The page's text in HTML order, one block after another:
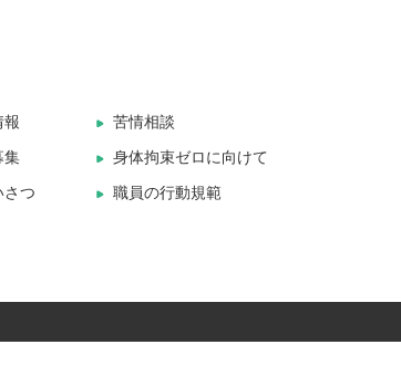
報
集
さつ
苦情相談
身体拘束ゼロに向けて
職員の行動規範